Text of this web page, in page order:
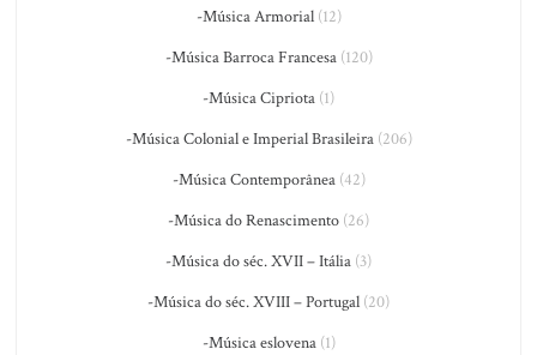
-Música Armorial(12)
-Música Barroca Francesa(120)
-Música Cipriota (1)
-Música Colonial e Imperial Brasileira(206)
-Música Contemporânea(42)
-Música do Renascimento (26)
-Música do séc. XVII – Itália (3)
-Música do séc. XVIII – Portugal (20)
-Música eslovena(1)